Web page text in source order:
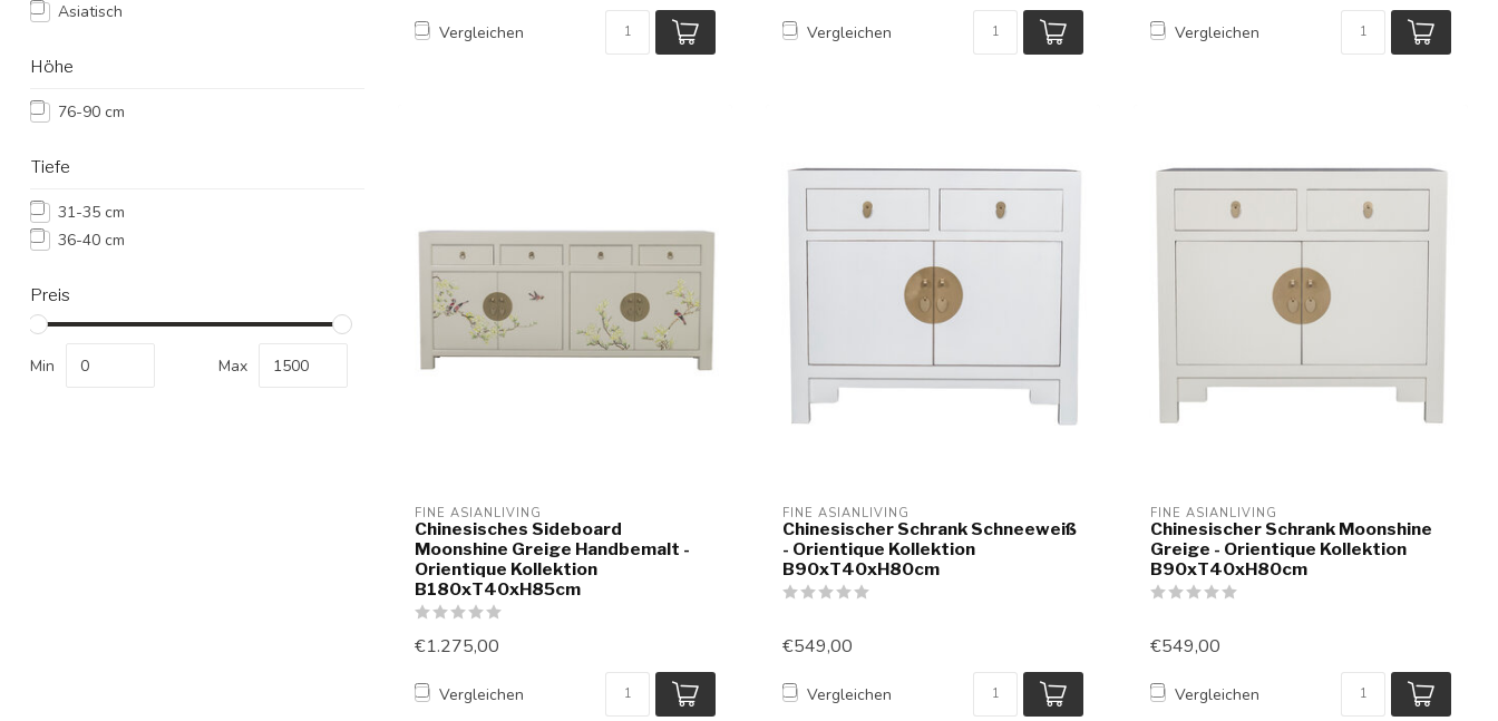
Asiatisch
Höhe
76-90 cm
Tiefe
31-35 cm
36-40 cm
Preis
Min Max
Vergleichen Vergleichen Vergleichen
FINE ASIANLIVING
Chinesisches Sideboard
Moonshine Greige Handbemalt -
Orientique Kollektion
B180xT40xH85cm
€1.275,00
Vergleichen
FINE ASIANLIVING
Chinesischer Schrank Schneeweiß
- Orientique Kollektion
B90xT40xH80cm
€549,00
Vergleichen
FINE ASIANLIVING
Chinesischer Schrank Moonshine
Greige - Orientique Kollektion
B90xT40xH80cm
€549,00
Vergleichen